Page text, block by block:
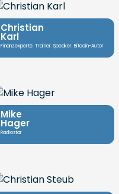
Christian
Karl
Finanzexperte. Trainer. Speaker. Bitcoin-Autor
Mike
Hager
Radiostar